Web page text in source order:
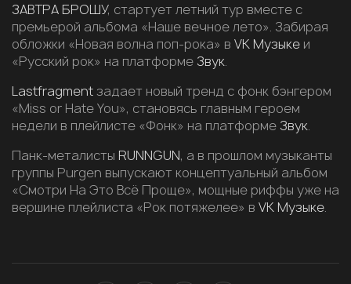
ЗАВТРА БРОШУ, стартует летний тур вместе с
премьерой альбома «Наше вечное лето». Забирая
обложки «Новая волна поп-рока» в VK Музыке и
«Русский рок» на платформе Звук.
Lastfragment задает новый тренд с фонк бэнгером
«Miss or Hate You», становясь главным героем
недели в плейлисте «Фонк» на платформе Звук.
Панк-металисты RUNNGUN, а в прошлом музыканты
группы Purgen выпускают концептуальный альбом
«Смотри На Это Всё Проще», мощные риффы уже на
вершине плейлиста «Рок потяжелее» в VK Музыке.